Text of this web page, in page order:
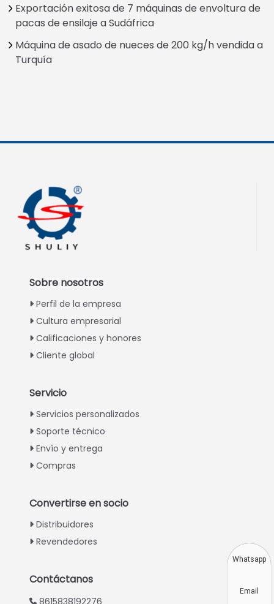
Exportación exitosa de 7 máquinas de envoltura de
pacas de ensilaje a Sudáfrica
Máquina de asado de nueces de 200 kg/h vendida a
Turquía
Sobre nosotros
Perfil de la empresa
Cultura empresarial
Calificaciones y honores
Cliente global
Servicio
Servicios personalizados
Soporte técnico
Envío y entrega
Compras
Convertirse en socio
Distribuidores
Revendedores
Contáctanos
8615838192276
Japanese
Swahili
Urdu
Greek
Italian
Whatsapp
Email